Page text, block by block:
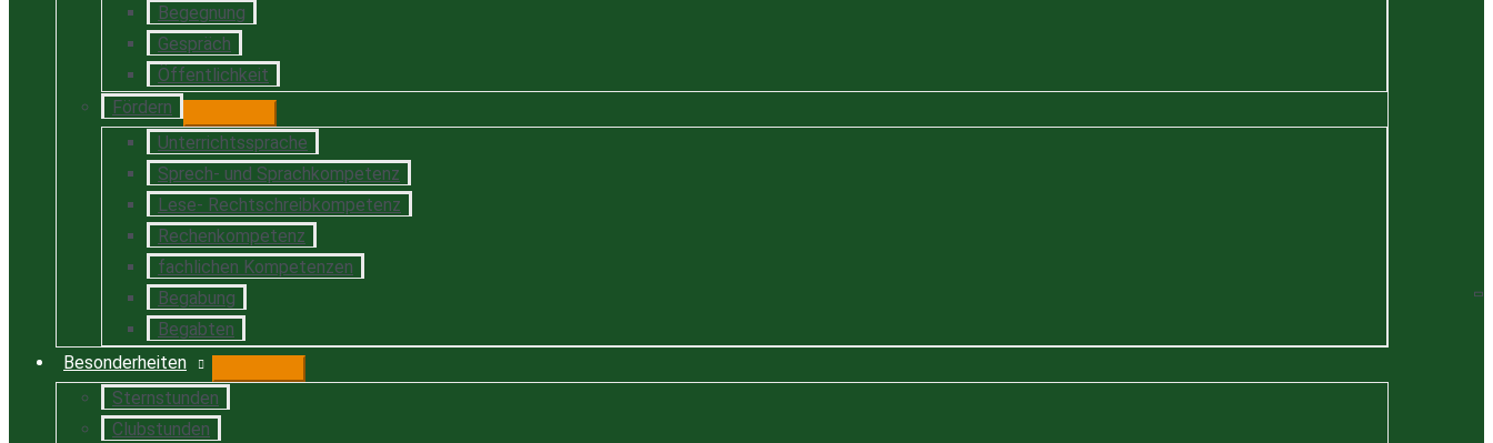
Begegnung
Gespräch
Öffentlichkeit
Fördern
Unterrichtssprache
Sprech- und Sprachkompetenz
Lese- Rechtschreibkompetenz
Rechenkompetenz
fachlichen Kompetenzen
Begabung
Begabten
Besonderheiten
Sternstunden
Clubstunden